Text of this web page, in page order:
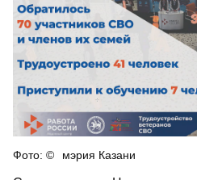
мэрия Казани